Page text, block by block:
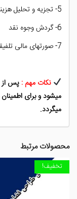
5- تجزیه و تحلیل هزینه‌ها،حجم فعالیت و سود
6- گردش وجوه نقد
7- صورتهای مالی تلفیقی
نکات مهم : پس از
میشود و برای
میگردد.
محصولات مرتبط
تخفیف!